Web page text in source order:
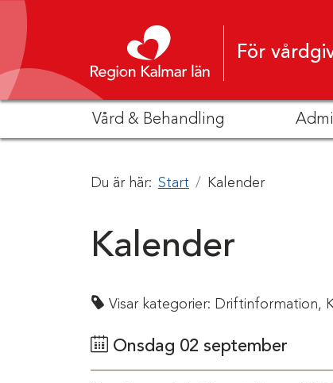
Hoppa till innehåll
För
Vård & Behandling
Du är här: Start Kalender
Kalender
Visar kategorier: Driftinformation,
Onsdag 02 september